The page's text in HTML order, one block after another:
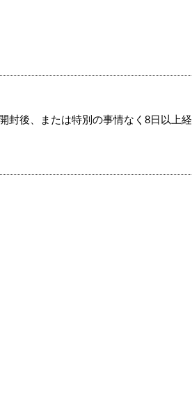
封後、または特別の事情なく8日以上経